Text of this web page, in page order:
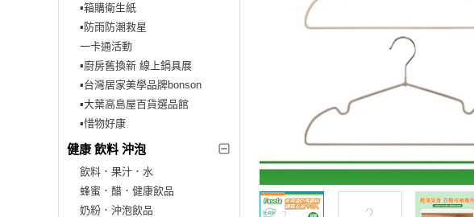
▪︎箱購衛生紙
▪︎防雨防潮救星
一卡通活動
▪︎廚房舊換新 線上鍋具展
▪︎台灣居家美學品牌bonson
▪︎大葉高島屋百貨選品館
▪︎惜物好康
健康 飲料 沖泡
飲料．果汁．水
蜂蜜．醋．健康飲品
奶粉．沖泡飲品